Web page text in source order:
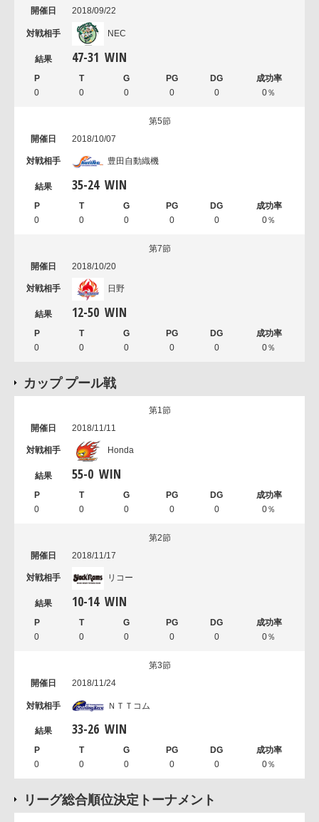
2018/09/22
NEC
47-31 WIN
0 0 0 0 0 0％
第5節
2018/10/07
豊田自動織機
35-24 WIN
0 0 0 0 0 0％
第7節
2018/10/20
日野
12-50 WIN
0 0 0 0 0 0％
カップ プール戦
第1節
2018/11/11
Honda
55-0 WIN
0 0 0 0 0 0％
第2節
2018/11/17
リコー
10-14 WIN
0 0 0 0 0 0％
第3節
2018/11/24
ＮＴＴコム
33-26 WIN
0 0 0 0 0 0％
リーグ総合順位決定トーナメント